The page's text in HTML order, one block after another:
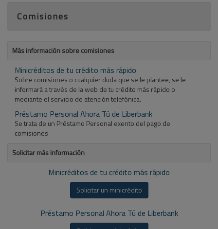
Comisiones
Más información sobre comisiones
Minicréditos de tu crédito más rápido
Sobre comisiones o cualquier duda que se le plantee, se le
informará a través de la web de tu crédito más rápido o
mediante el servicio de atención telefónica.
Préstamo Personal Ahora Tú de Liberbank
Se trata de un Préstamo Personal exento del pago de
comisiones
Solicitar más información
Minicréditos de tu crédito más rápido
Solicitar un minicrédito
Préstamo Personal Ahora Tú de Liberbank